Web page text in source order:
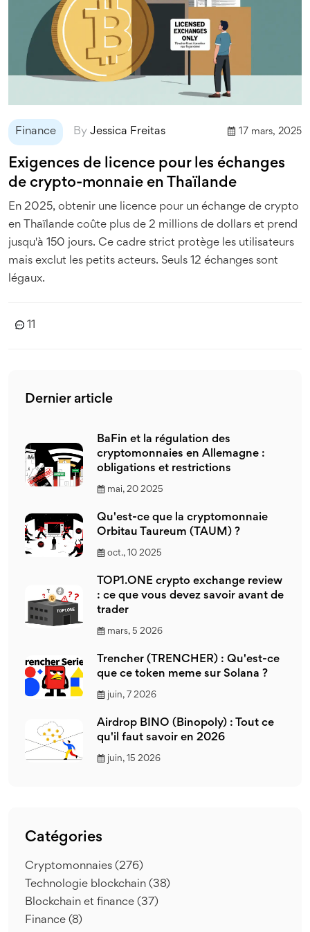
Finance By Jessica Freitas 17 mars, 2025
Exigences de licence pour les échanges
de crypto-monnaie en Thaïlande
En 2025, obtenir une licence pour un échange de crypto
en Thaïlande coûte plus de 2 millions de dollars et prend
jusqu'à 150 jours. Ce cadre strict protège les utilisateurs
mais exclut les petits acteurs. Seuls 12 échanges sont
légaux.
11
Dernier article
BaFin et la régulation des
cryptomonnaies en Allemagne :
obligations et restrictions
mai, 20 2025
Qu'est-ce que la cryptomonnaie
Orbitau Taureum (TAUM) ?
oct., 10 2025
TOP1.ONE crypto exchange review
: ce que vous devez savoir avant de
trader
mars, 5 2026
Trencher (TRENCHER) : Qu'est-ce
que ce token meme sur Solana ?
juin, 7 2026
Airdrop BINO (Binopoly) : Tout ce
qu'il faut savoir en 2026
juin, 15 2026
Catégories
Cryptomonnaies (276)
Technologie blockchain (38)
Blockchain et finance (37)
Finance (8)